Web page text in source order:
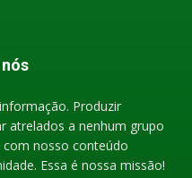
Produzir
atrelados a nenhum grupo
nosso conteúdo
Essa é nossa missão!